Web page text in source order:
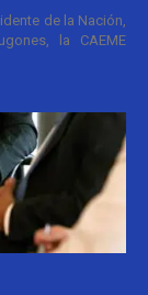
de la Nación,
la CAEME